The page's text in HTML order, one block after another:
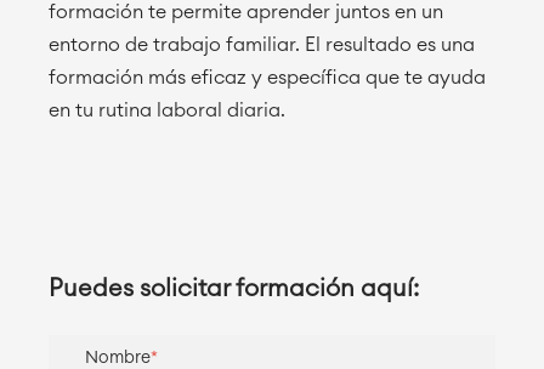
formación te permite aprender juntos en un
entorno de trabajo familiar. El resultado es una
formación más eficaz y específica que te ayuda
en tu rutina laboral diaria.
Puedes solicitar formación aquí:
Nombre*